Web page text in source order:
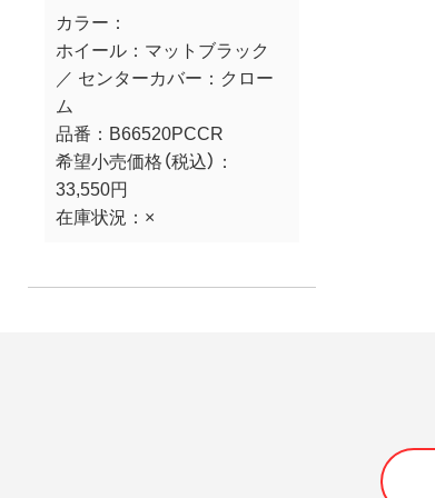
カラー：
ホイール：マットブラック
／ センターカバー：クロー
ム
品番： B66520PCCR
希望小売価格（税込）：
33,550円
在庫状況： ×